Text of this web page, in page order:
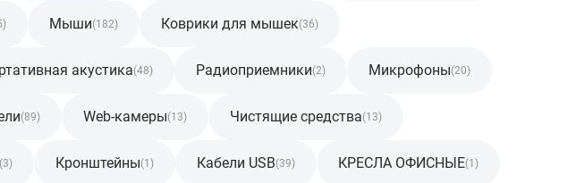
Мыши(182) Коврики для мышек(36)
акустика(48) Радиоприемники(2) Микрофоны(20)
(89) Web-камеры(13) Чистящие средства(13)
(3) Кронштейны(1) Кабели USB(39) КРЕСЛА ОФИСНЫЕ(1)